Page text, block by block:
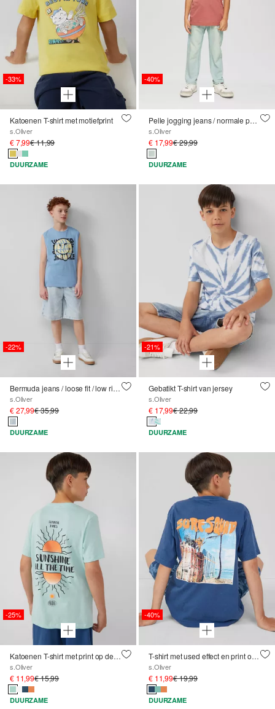
-33%
Katoenen T-shirt met motiefprint
s.Oliver
€ 7,99€ 11,99
DUURZAME
-40%
Pelle jogging jeans / normale pasvorm / halfhoog / rechte pijp / used effect
s.Oliver
€ 17,99€ 29,99
DUURZAME
-22%
Bermuda jeans / loose fit / low rise / wide leg
s.Oliver
€ 27,99€ 35,99
DUURZAME
-21%
Gebatikt T-shirt van jersey
s.Oliver
€ 17,99€ 22,99
DUURZAME
-25%
Katoenen T-shirt met print op de voor- en achterkant
s.Oliver
€ 11,99€ 15,99
DUURZAME
-40%
T-shirt met used effect en print op de achterkant
s.Oliver
€ 11,99€ 19,99
DUURZAME